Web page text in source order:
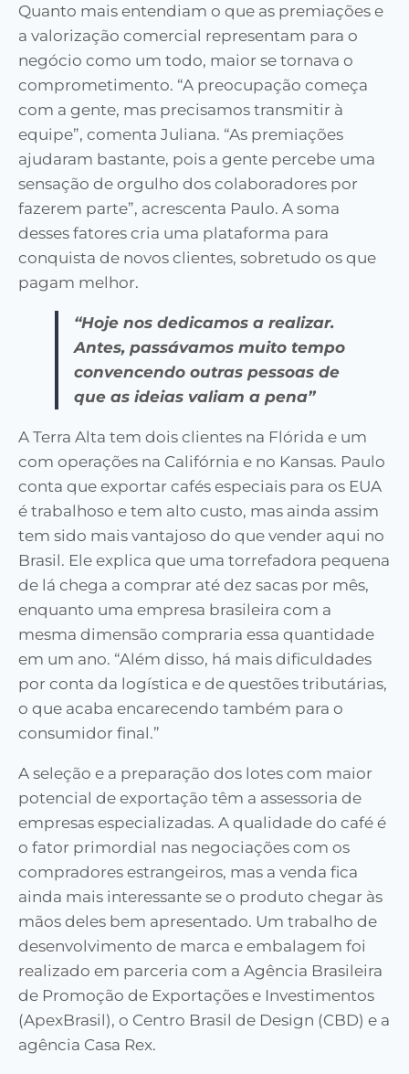
Quanto mais entendiam o que as premiações e
a valorização comercial representam para o
negócio como um todo, maior se tornava o
comprometimento. “A preocupação começa
com a gente, mas precisamos transmitir à
equipe”, comenta Juliana. “As premiações
ajudaram bastante, pois a gente percebe uma
sensação de orgulho dos colaboradores por
fazerem parte”, acrescenta Paulo. A soma
desses fatores cria uma plataforma para
conquista de novos clientes, sobretudo os que
pagam melhor.
“Hoje nos dedicamos a realizar.
Antes, passávamos muito tem­po
convencendo outras pessoas de
que as ideias valiam a pena”
A Terra Alta tem dois clientes na Flórida e um
com operações na Califórnia e no Kansas. Paulo
conta que exportar cafés especiais para os EUA
é trabalhoso e tem alto custo, mas ainda assim
tem sido mais vantajoso do que vender aqui no
Brasil. Ele explica que uma torrefadora pequena
de lá chega a comprar até dez sacas por mês,
enquanto uma empresa brasileira com a
mesma dimensão compraria essa quantidade
em um ano. “Além disso, há mais dificuldades
por conta da logística e de questões tributárias,
o que acaba encarecendo também para o
consumidor final.”
A seleção e a preparação dos lotes com maior
potencial de exportação têm a assessoria de
empresas especializadas. A qualidade do café é
o fator primordial nas negociações com os
compradores estrangeiros, mas a venda fica
ainda mais interessante se o produto chegar às
mãos deles bem apresentado. Um trabalho de
desenvolvimento de marca e embalagem foi
realizado em parceria com a Agência Brasileira
de Promoção de Exportações e Investimentos
(ApexBrasil), o Centro Brasil de Design (CBD) e a
agência Casa Rex.